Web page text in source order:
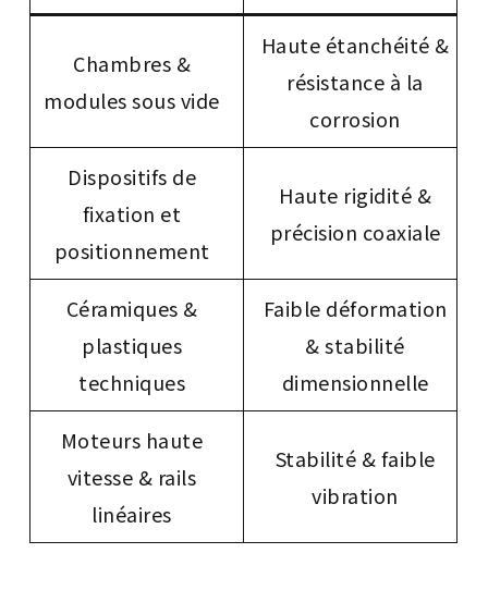
Chambres &
modules sous vide
Haute étanchéité &
résistance à la
corrosion
Dispositifs de
fixation et
positionnement
Haute rigidité &
précision coaxiale
Céramiques &
plastiques
techniques
Faible déformation
& stabilité
dimensionnelle
Moteurs haute
vitesse & rails
linéaires
Stabilité & faible
vibration